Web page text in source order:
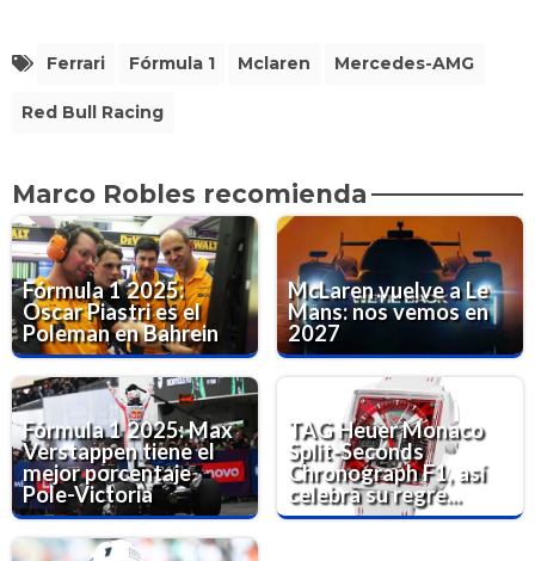
Ferrari Fórmula 1 Mclaren Mercedes-AMG
Red Bull Racing
Marco Robles recomienda
Fórmula 1 2025:
Oscar Piastri es el
Poleman en Bahrein
McLaren vuelve a Le
Mans: nos vemos en
2027
Fórmula 1 2025: Max
Verstappen tiene el
mejor porcentaje
Pole-Victoria
TAG Heuer Monaco
Split-Seconds
Chronograph F1, así
celebra su regre...